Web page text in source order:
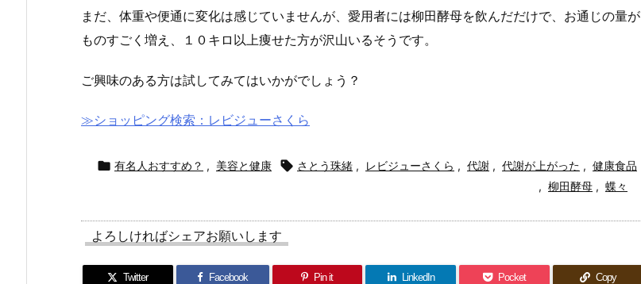
まだ、体重や便通に変化は感じていませんが、愛用者には柳田酵母を飲んだだけで、お通じの量が
ものすごく増え、１０キロ以上痩せた方が沢山いるそうです。
ご興味のある方は試してみてはいかがでしょう？
≫ショッピング検索：レビジューさくら
 有名人おすすめ？ , 美容と健康  さとう珠緒 , レビジューさくら , 代謝 , 代謝が上がった , 健康食品
, 柳田酵母 , 蝶々
よろしければシェアお願いします
Twitter Facebook Pin it LinkedIn Pocket Copy